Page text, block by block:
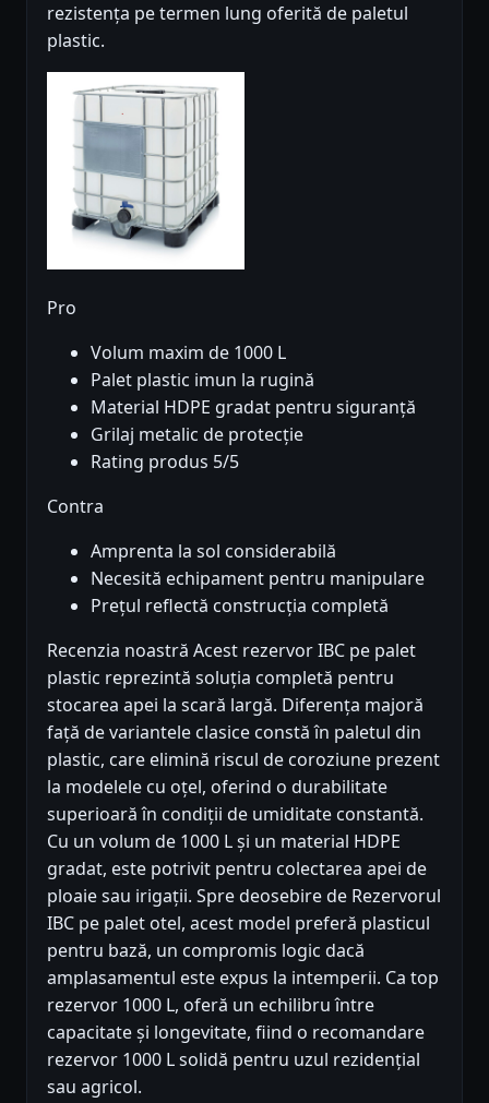
rezistența pe termen lung oferită de paletul
plastic.
Pro
Volum maxim de 1000 L
Palet plastic imun la rugină
Material HDPE gradat pentru siguranță
Grilaj metalic de protecție
Rating produs 5/5
Contra
Amprenta la sol considerabilă
Necesită echipament pentru manipulare
Prețul reflectă construcția completă
Recenzia noastră Acest rezervor IBC pe palet
plastic reprezintă soluția completă pentru
stocarea apei la scară largă. Diferența majoră
față de variantele clasice constă în paletul din
plastic, care elimină riscul de coroziune prezent
la modelele cu oțel, oferind o durabilitate
superioară în condiții de umiditate constantă.
Cu un volum de 1000 L și un material HDPE
gradat, este potrivit pentru colectarea apei de
ploaie sau irigații. Spre deosebire de Rezervorul
IBC pe palet otel, acest model preferă plasticul
pentru bază, un compromis logic dacă
amplasamentul este expus la intemperii. Ca top
rezervor 1000 L, oferă un echilibru între
capacitate și longevitate, fiind o recomandare
rezervor 1000 L solidă pentru uzul rezidențial
sau agricol.